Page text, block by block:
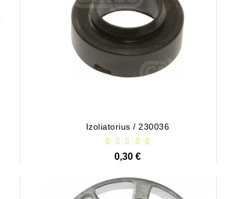
Izoliatorius / 230036
0,30 €